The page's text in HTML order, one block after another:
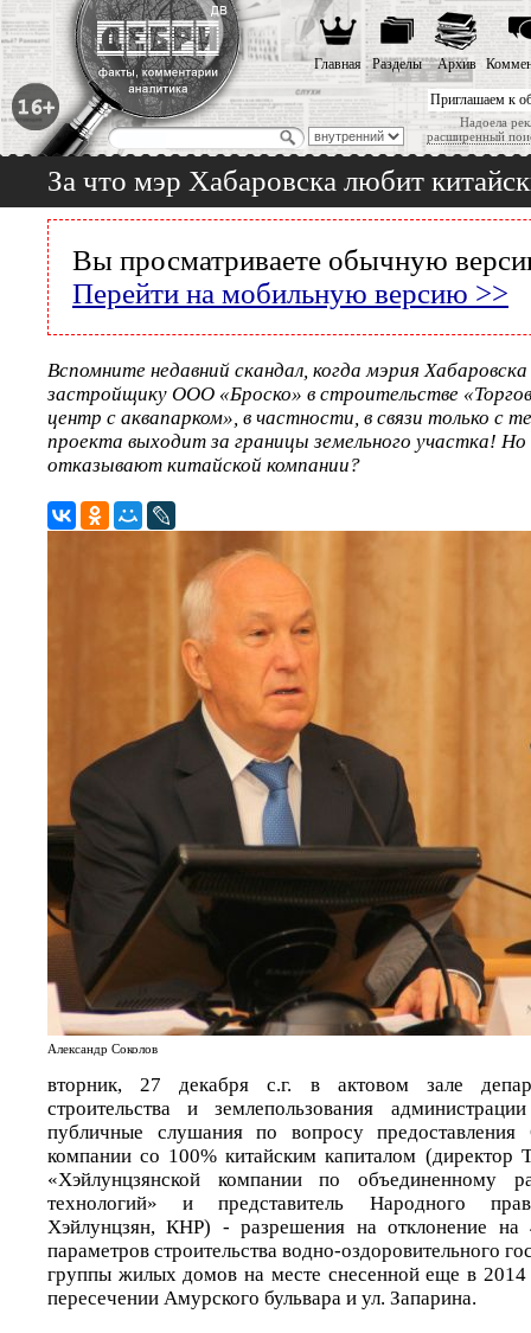
Приглашаем к
Надоела
расширенный
Главная Разделы Архив
За что мэр Хабаровска любит
Вы просматриваете обычную
Перейти на мобильную версию >>
Вспомните недавний скандал, когда мэрия
застройщику ООО «Броско» в строительстве
центр с аквапарком», в частности, в связи только с
проекта выходит за границы земельного участка! Но
отказывают китайской компании?
Александр Соколов
вторник, 27 декабря с.г. в актовом зале
строительства и землепользования
публичные слушания по вопросу
компании со 100% китайским капиталом (директор
«Хэйлунцзянской компании по объединенному
технологий» и представитель Народного
Хэйлунцзян, КНР) - разрешения на отклонение на
параметров строительства водно-оздоровительного
группы жилых домов на месте снесенной еще в
пересечении Амурского бульвара и ул. Запарина.